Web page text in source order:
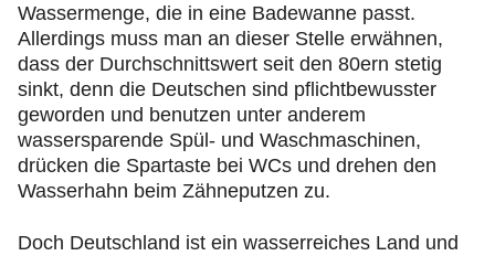
Wassermenge, die in eine Badewanne passt.
Allerdings muss man an dieser Stelle erwähnen,
dass der Durchschnittswert seit den 80ern stetig
sinkt, denn die Deutschen sind pflichtbewusster
geworden und benutzen unter anderem
wassersparende Spül- und Waschmaschinen,
drücken die Spartaste bei WCs und drehen den
Wasserhahn beim Zähneputzen zu.
Doch Deutschland ist ein wasserreiches Land und